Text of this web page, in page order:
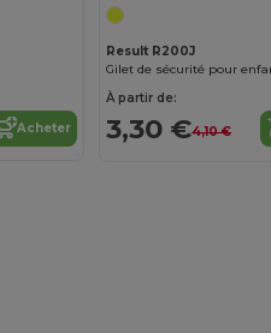
Acheter
Result R200J
Gilet de sécurité pour
À partir de:
3,30 €4,10 €